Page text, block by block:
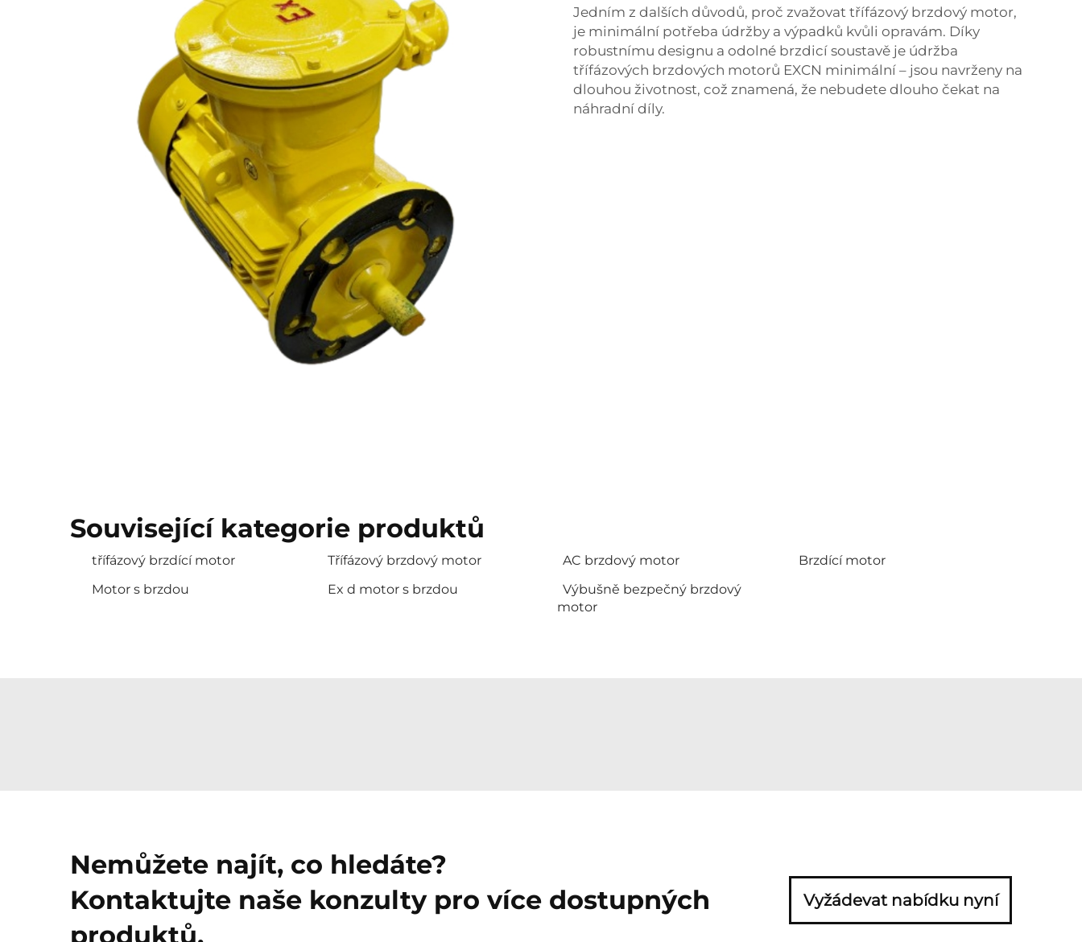
Jedním z dalších důvodů, proč zvažovat třífázový brzdový motor,
je minimální potřeba údržby a výpadků kvůli opravám. Díky
robustnímu designu a odolné brzdicí soustavě je údržba
třífázových brzdových motorů EXCN minimální – jsou navrženy na
dlouhou životnost, což znamená, že nebudete dlouho čekat na
náhradní díly.
Související kategorie produktů
třífázový brzdící motor Třífázový brzdový motor AC brzdový motor
Brzdící motor
Motor s brzdou
Ex d motor s brzdou
Výbušně bezpečný brzdový
motor
Nemůžete najít, co hledáte?
Kontaktujte naše konzulty pro více dostupných
produktů.
Vyžádevat nabídku nyní